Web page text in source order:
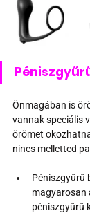
Önmagában is
vannak speciális
örömet
nincs melletted
Péniszgyűrű
magyarosan
péniszgyűrű